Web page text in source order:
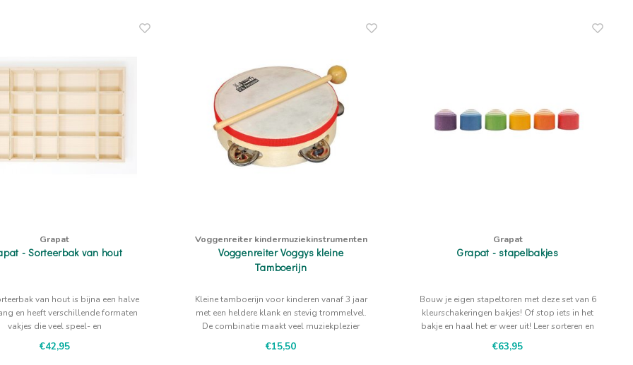
Grapat
- Sorteerbak van hout
van hout is bijna een halve
en heeft verschillende formaten
vakjes die veel speel- en
€42,95
Voggenreiter kindermuziekinstrumenten
Voggenreiter Voggys kleine
Tamboerijn
Kleine tamboerijn voor kinderen vanaf 3 jaar
met een heldere klank en stevig trommelvel.
De combinatie maakt veel muziekplezier
€15,50
Grapat
Grapat - stapelbakjes
Bouw je eigen stapeltoren met deze set van 6
kleurschakeringen bakjes! Of stop iets in het
bakje en haal het er weer uit! Leer sorteren en
€63,95